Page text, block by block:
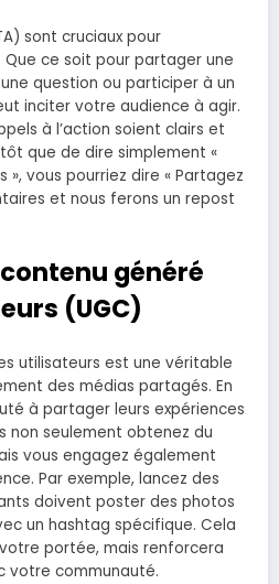
sont cruciaux pour
Que ce soit pour partager une
question ou participer à un
inciter votre audience à agir.
à l’action soient clairs et
que de dire simplement «
vous pourriez dire « Partagez
et nous ferons un repost
généré
(UGC)
utilisateurs est une véritable
des médias partagés. En
à partager leurs expériences
non seulement obtenez du
vous engagez également
Par exemple, lancez des
doivent poster des photos
un hashtag spécifique. Cela
portée, mais renforcera
votre communauté.